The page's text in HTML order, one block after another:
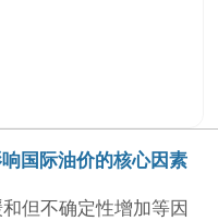
国际油价的核心因素
但不确定性增加等因